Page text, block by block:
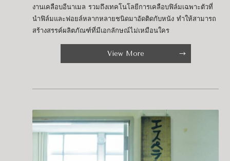
งานเคลือบอีนาเมล รวมถึงเทคโนโลยีการเคลือบฟิล์มเฉพาะตัวที่
นำฟิล์มและฟอยล์หลากหลายชนิดมาอัดติดกับหนัง ทำให้สามารถ
สร้างสรรค์ผลิตภัณฑ์ที่มีเอกลักษณ์ไม่เหมือนใคร
View More